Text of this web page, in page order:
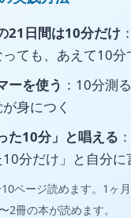
21日間は10分だけ
ても、あえて10分
ーを使う ：10分測
身につく
た10分」と唱える
10分だけ」と自分
ページ読めます。1ヶ
2冊の本が読めます。